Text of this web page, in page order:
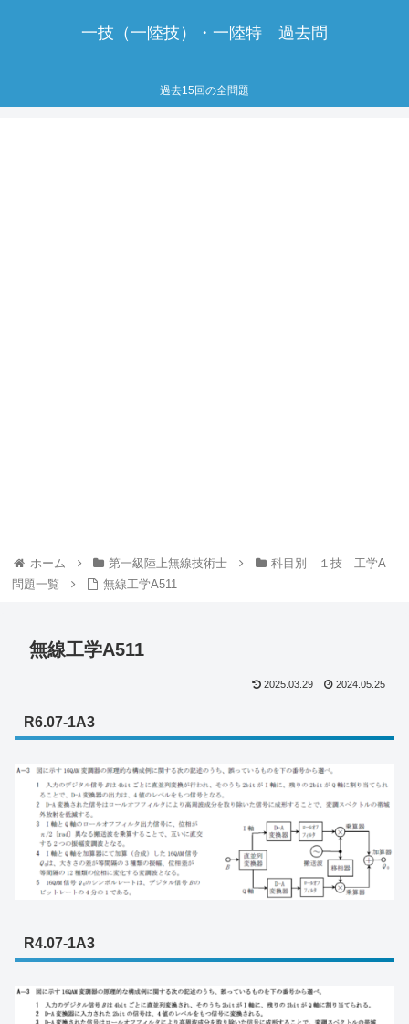
一技（一陸技）・一陸特 過去問
過去15回の全問題
ホーム 第一級陸上無線技術士
科目別 １技 工学A
問題一覧
無線工学A511
無線工学A511
2025.03.29 2024.05.25
R6.07-1A3
R4.07-1A3